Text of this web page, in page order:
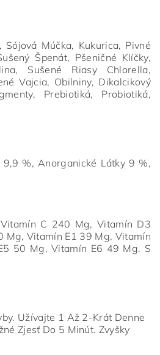
Sójová Múčka, Kukurica, Pivné
Špenát, Pšeničné Klíčky,
Sušené Riasy Chlorella,
Vajcia, Obilniny, Dikalcikový
Prebiotiká, Probiotiká,
%, Anorganické Látky 9 %,
C 240 Mg, Vitamín D3
Mg, Vitamín E1 39 Mg, Vitamín
50 Mg, Vitamín E6 49 Mg. S
Užívajte 1 Až 2-Krát Denne
Zjesť Do 5 Minút. Zvyšky